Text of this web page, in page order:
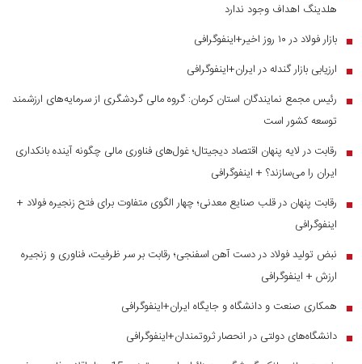
هلدینگ اهداف وجود ندارد
■ بازار فولاد در ۱۰ روز اخیر+اینفوگرافی
■ ارزیابی بازار گندله در ایران+اینفوگرافی
■
رئیس مجمع نمایندگان استان کرمان: گروه مالی گردشگری از سرمایه‌های ارزشمند
توسعه کشور است
■
رقابت در لایه پنهان اقتصاد دیجیتال؛ غول‌های فناوری مالی چگونه آینده بانکداری
ایران را می‌سازند؟ + اینفوگرافی
■
رقابت پنهان در قلب صنایع معدنی؛ چهار الگوی متفاوت برای فتح زنجیره فولاد +
اینفوگرافی
■
نبض تولید فولاد در دست آهن اسفنجی؛ رقابت بر سر ظرفیت، فناوری و زنجیره
ارزش + اینفوگرافی
■ همکاری صنعت و دانشگاه و جایگاه ایران+اینفوگرافی
■ دانشگاه‌های دولتی در انحصار ثروتمندان+اینفوگرافی